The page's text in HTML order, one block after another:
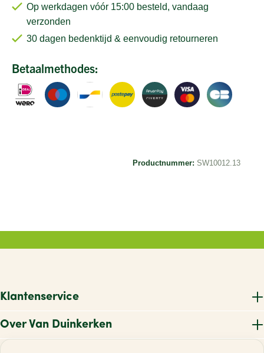
Op werkdagen vóór 15:00 besteld, vandaag
verzonden
30 dagen bedenktijd & eenvoudig retourneren
Betaalmethodes:
Productnummer: SW10012.13
Klantenservice
Over Van Duinkerken